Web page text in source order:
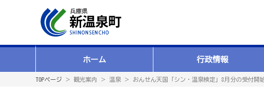
ホーム 行政情報
TOPページ ＞ 観光案内 ＞ 温泉 ＞ おんせん天国「シン・温泉検定」8月分の受付開